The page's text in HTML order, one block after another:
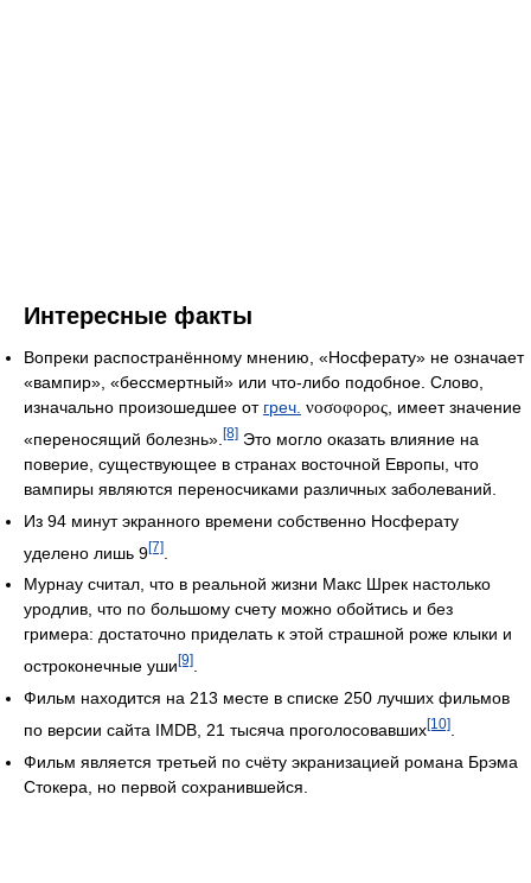
Интересные факты
Вопреки распостранённому мнению, «Носферату» не означает
«вампир», «бессмертный» или что-либо подобное. Слово,
изначально произошедшее от греч. νοσοφορος , имеет значение
«переносящий болезнь». [8] Это могло оказать влияние на
поверие, существующее в странах восточной Европы, что
вампиры являются переносчиками различных заболеваний.
Из 94 минут экранного времени собственно Носферату
уделено лишь 9[7]
Мурнау считал, что в реальной жизни Макс Шрек настолько
уродлив, что по большому счету можно обойтись и без
гримера: достаточно приделать к этой страшной роже клыки и
остроконечные уши [9]
Фильм находится на 213 месте в списке 250 лучших фильмов
по версии сайта IMDB, 21 тысяча проголосовавших[10]
Фильм является третьей по счёту экранизацией романа Брэма
Стокера, но первой сохранившейся.